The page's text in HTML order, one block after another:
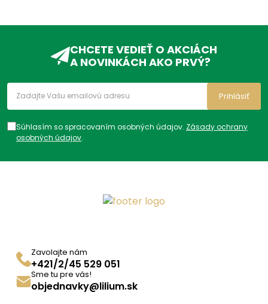
CHCETE VEDIEŤ O AKCIÁCH
A NOVINKÁCH AKO PRVÝ?
Súhlasím so spracovaním osobných údajov. Zásady ochrany
osobných údajov.
Prihlásiť
Zavolajte nám
+421/2/45 529 051
Sme tu pre vás!
objednavky@lilium.sk